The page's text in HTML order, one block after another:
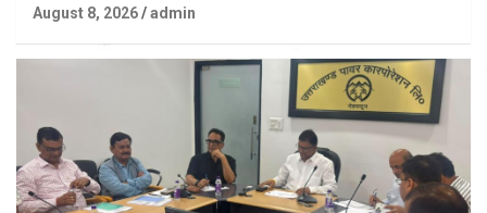
August 8, 2026 admin